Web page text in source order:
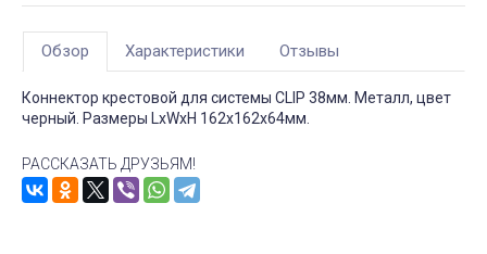
Обзор Характеристики Отзывы
Коннектор крестовой для системы CLIP 38мм. Металл, цвет
черный. Размеры LxWxH 162x162x64мм.
РАССКАЗАТЬ ДРУЗЬЯМ!